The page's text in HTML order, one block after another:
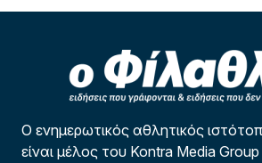
Ο ενημερωτικός αθλητικός
είναι μέλος του Kontra Media